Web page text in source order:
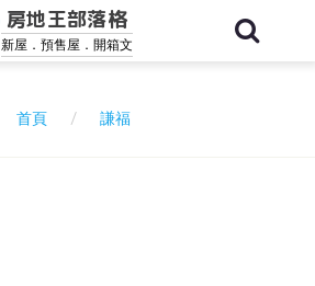
房地王部落格
新屋．預售屋．開箱文
首頁 謙福